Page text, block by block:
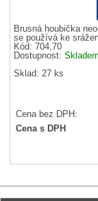
Brusná houbička
se používá ke
Kód: 704,70
Dostupnost:Skladem
Sklad: 27 ks
Cena bez DPH:
Cena s DPH